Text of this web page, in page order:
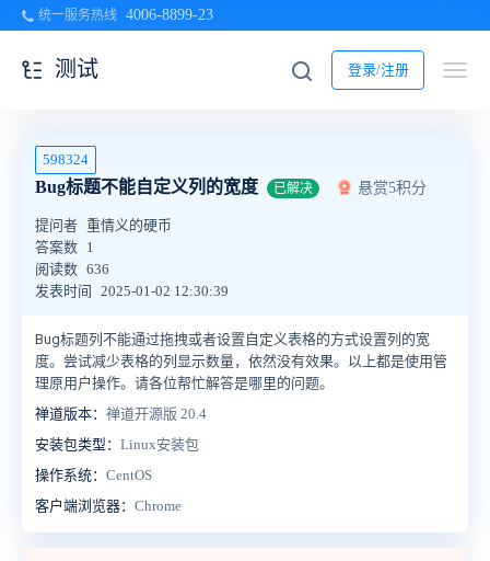
统一服务热线 4006-8899-23
登录/注册
测试
598324
Bug标题不能自定义列的宽度 已解决 悬赏5积分
提问者 重情义的硬币
答案数 1
阅读数 636
发表时间
2025-01-02 12:30:39
Bug标题列不能通过拖拽或者设置自定义表格的方式设置列的宽
度。尝试减少表格的列显示数量，依然没有效果。以上都是使用管
理原用户操作。请各位帮忙解答是哪里的问题。
禅道版本： 禅道开源版 20.4
安装包类型： Linux安装包
操作系统： CentOS
客户端浏览器： Chrome